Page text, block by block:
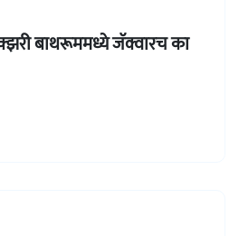
बाथरूममध्ये जॅक्वारच का